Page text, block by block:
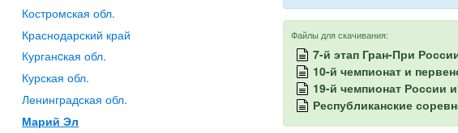
Костромская обл.
Краснодарский край
Курганcкая обл.
Курская обл.
Ленинградская обл.
Марий Эл
Файлы для скачивания:
7-й этап Гран-При
10-й чемпионат и
19-й чемпионат России
Республиканские